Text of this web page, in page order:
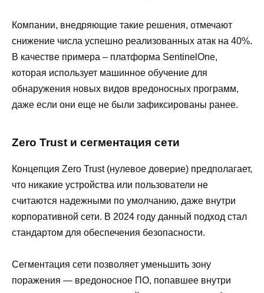
Компании, внедряющие такие решения, отмечают
снижение числа успешно реализованных атак на 40%.
В качестве примера – платформа SentinelOne,
которая использует машинное обучение для
обнаружения новых видов вредоносных программ,
даже если они еще не были зафиксированы ранее.
Zero Trust и сегментация сети
Концепция Zero Trust (нулевое доверие) предполагает,
что никакие устройства или пользователи не
считаются надежными по умолчанию, даже внутри
корпоративной сети. В 2024 году данный подход стал
стандартом для обеспечения безопасности.
Сегментация сети позволяет уменьшить зону
поражения — вредоносное ПО, попавшее внутри